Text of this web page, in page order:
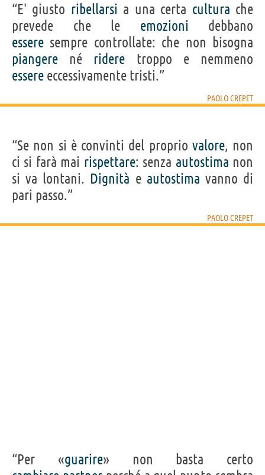
“E' giusto ribellarsi a una certa cultura che
prevede che le emozioni debbano
essere sempre controllate: che non bisogna
piangere né ridere troppo e nemmeno
essere eccessivamente tristi.”
PAOLO CREPET
“Se non si è convinti del proprio valore, non
ci si farà mai rispettare: senza autostima non
si va lontani. Dignità e autostima vanno di
pari passo.”
PAOLO CREPET
“Per «guarire» non basta certo